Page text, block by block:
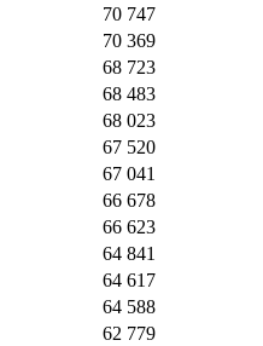
70 747
70 369
68 723
68 483
68 023
67 520
67 041
66 678
66 623
64 841
64 617
64 588
62 779